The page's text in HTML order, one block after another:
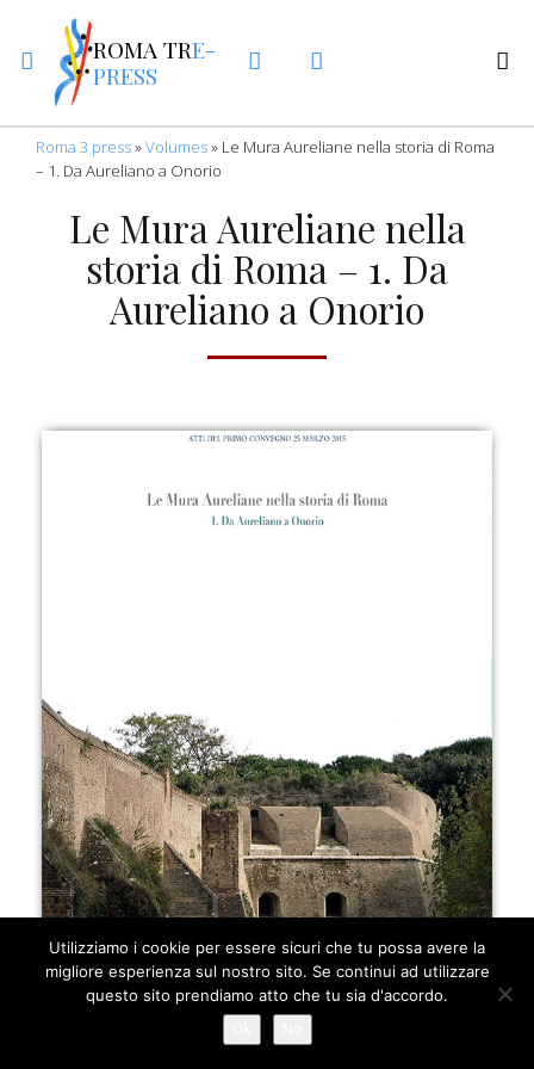
ROMA TRE-
PRESS
Roma 3 press»Volumes» Le Mura Aureliane nella storia di Roma
– 1. Da Aureliano a Onorio
Le Mura Aureliane nella
storia di Roma – 1. Da
Aureliano a Onorio
Utilizziamo i cookie per essere sicuri che tu possa avere la
migliore esperienza sul nostro sito. Se continui ad utilizzare
questo sito prendiamo atto che tu sia d'accordo.